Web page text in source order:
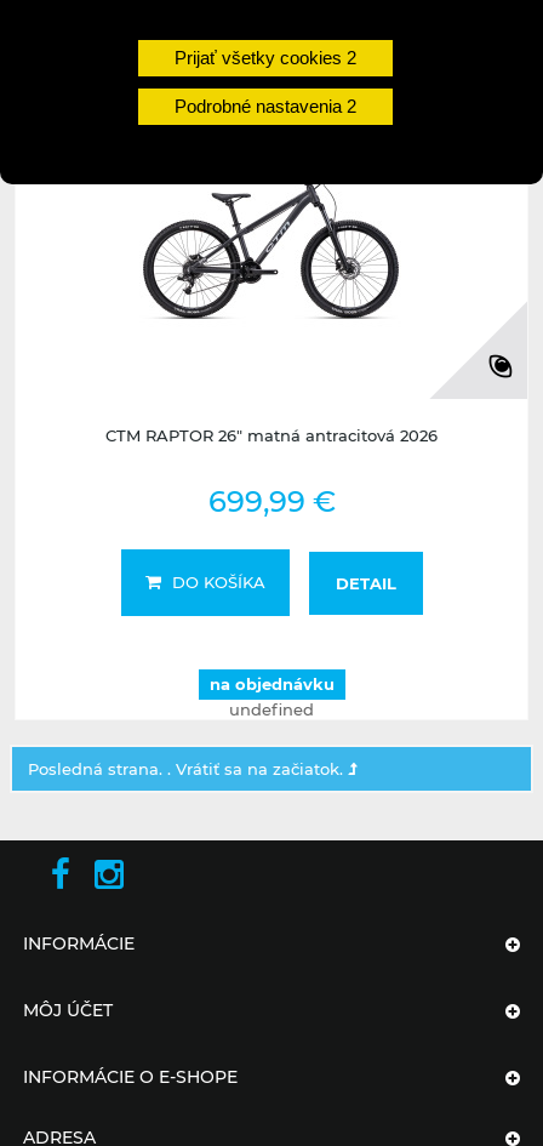
Prijať všetky cookies
Podrobné nastavenia
undefined
undefined
CTM RAPTOR 26" matná antracitová 2026
699,99 €
DO KOŠÍKA DETAIL
na objednávku
undefined
Posledná strana. . Vrátiť sa na začiatok.
INFORMÁCIE
MÔJ ÚČET
INFORMÁCIE O E-SHOPE
ADRESA